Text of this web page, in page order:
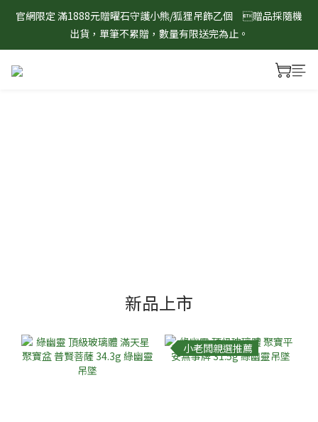
8/1-8/31 淨心護運 全館8折起 記得將商品加入購物車查看最終折
扣金額！
出貨，單筆不累贈，數量有限送完為止。
8/1-8/31 淨心護運 全館8折起 記得將商品加入購物車查看最終折
新品上市
小老闆親選推薦